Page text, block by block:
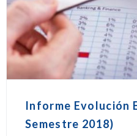
Informe Evolución
Semestre 2018)